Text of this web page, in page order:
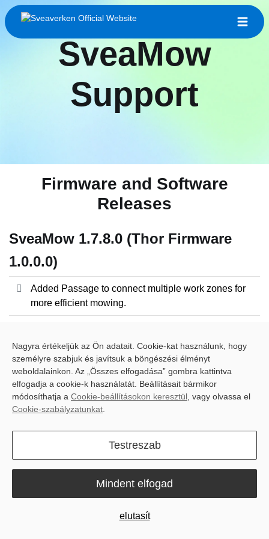
SveaMow
Support
Firmware and Software
Releases
SveaMow 1.7.8.0 (Thor Firmware
1.0.0.0)
Added Passage to connect multiple work zones for
more efficient mowing.
reset dock position without affecting the map.
Added an 80 cm filter for smoother navigation
through areas with suspended obstacles.
Fixed known issues and improved overall stability.
SveaMow 1.7.7.0 (Blix Firmware
1.4.0.0)
Help Center
Nagyra értékeljük az Ön adatait. Cookie-kat használunk, hogy
személyre szabjuk és javítsuk a böngészési élményt
weboldalainkon. Az „Összes elfogadása” gombra kattintva
elfogadja a cookie-k használatát. Beállításait bármikor
módosíthatja a Cookie-beállításokon keresztül , vagy olvassa el
Cookie-szabályzatunkat
Testreszab
elutasít
Mindent elfogad